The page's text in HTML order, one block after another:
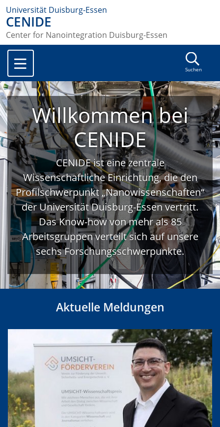
Universität Duisburg-Essen
CENIDE
Center for Nanointegration Duisburg-Essen
Suchen
Willkommen bei
CENIDE
CENIDE ist eine zentrale
Wissenschaftliche Einrichtung, die den
Profilschwerpunkt „Nanowissenschaften“
der Universität Duisburg-Essen vertritt.
Das Know-how von mehr als 85
Arbeitsgruppen verteilt sich auf unsere
sechs Forschungsschwerpunkte.
Aktuelle Meldungen